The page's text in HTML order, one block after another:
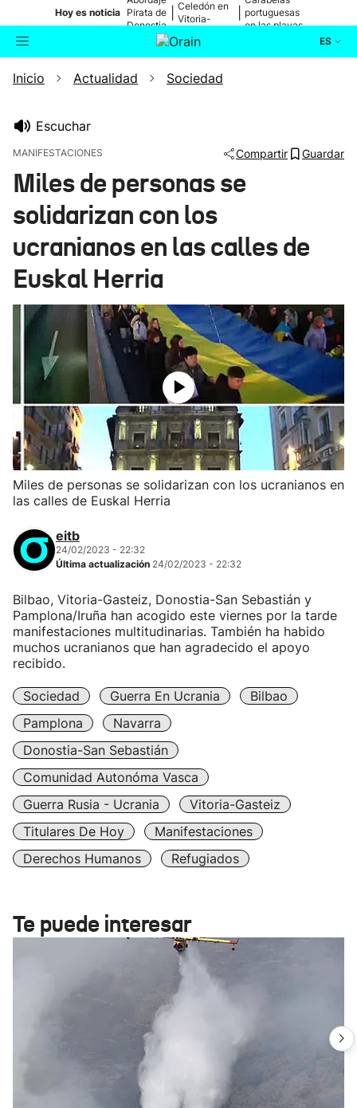
Hoy es noticia Pirata de
Donostia
Celedón en
Vitoria-
portuguesas
en las playas
ES
Buscador Actualidad
Ikusmiran
Eguraldia
Inicio Actualidad Sociedad
Escuchar
MANIFESTACIONES Compartir Guardar
Miles de personas se
solidarizan con los
ucranianos en las calles de
Euskal Herria
Miles de personas se solidarizan con los ucranianos en
las calles de Euskal Herria
eitb
24/02/2023 - 22:32
Última actualización 24/02/2023 - 22:32
Bilbao, Vitoria-Gasteiz, Donostia-San Sebastián y
Pamplona/Iruña han acogido este viernes por la tarde
manifestaciones multitudinarias. También ha habido
muchos ucranianos que han agradecido el apoyo
recibido.
Sociedad Guerra En Ucrania
Bilbao
Pamplona
Navarra
Donostia-San Sebastián
Comunidad Autonóma Vasca
Guerra Rusia - Ucrania
Vitoria-Gasteiz
Titulares De Hoy
Manifestaciones
Derechos Humanos
Refugiados
Te puede interesar